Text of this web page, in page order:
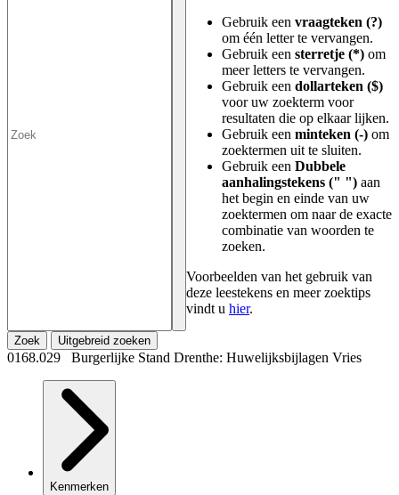
Gebruik een vraagteken (?)
om één letter te vervangen.
Gebruik een sterretje (*) om
meer letters te vervangen.
Gebruik een dollarteken ($)
voor uw zoekterm voor
resultaten die op elkaar lijken.
Gebruik een minteken (-) om
zoektermen uit te sluiten.
Gebruik een Dubbele
aanhalingstekens (" ") aan
het begin en einde van uw
zoektermen om naar de exacte
combinatie van woorden te
zoeken.
Voorbeelden van het gebruik van
deze leestekens en meer zoektips
vindt u hier.
Zoek Uitgebreid zoeken
0168.029 Burgerlijke Stand Drenthe: Huwelijksbijlagen Vries
Kenmerken